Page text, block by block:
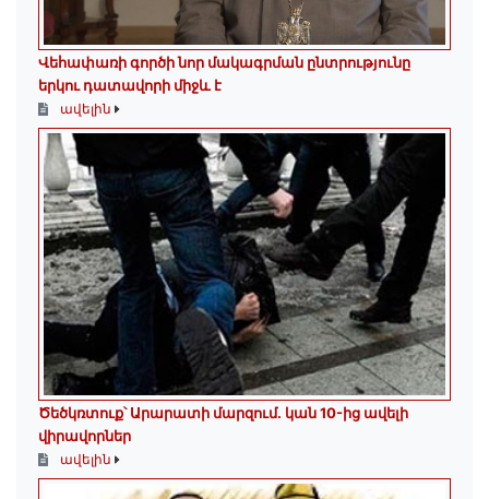
Վեհափառի գործի նոր մակագրման ընտրությունը
երկու դատավորի միջև է
ավելին
Ծեծկռտուք՝ Արարատի մարզում. կան 10-ից ավելի
վիրավորներ
ավելին